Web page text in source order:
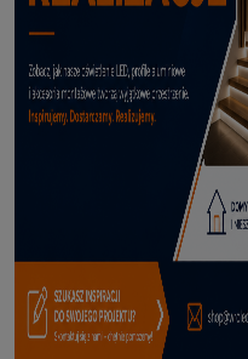
114,50 zł
DODAJ DO KOSZYKA